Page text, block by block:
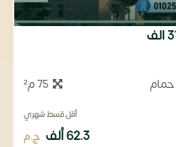
75 م²
أقل قسط شهري
62.3 ألف ج.م